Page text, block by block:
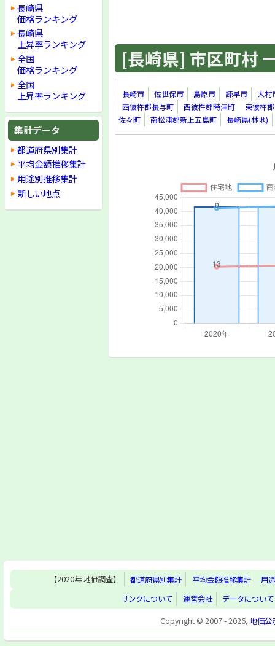
長崎県
価格ランキング
長崎県
上昇率ランキング
全国
価格ランキング
全国
上昇率ランキング
集計データ
都道府県別集計
平均金額推移集計
用途別推移集計
新しい地点
[長崎県] 市区町村
長崎市 佐世保市 島原市 諫早市
大村
西彼杵郡長与町
西彼杵郡時津町
東彼杵
佐々町
南松浦郡新上五島町 長崎県(林地)
【2020年 地価調査】 都道府県別集計 平均金額推移集計
用
リンクについて
運営会社
データについて
Copyright © 2007 - 2026, 地価公